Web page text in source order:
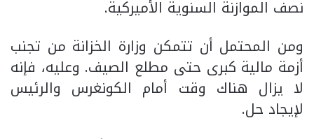
نصف الموازنة السنوية الأميركية.
ومن المحتمل أن تتمكن وزارة الخزانة من تجنب
أزمة مالية كبرى حتى مطلع الصيف. وعليه، فإنه
لا يزال هناك وقت أمام الكونغرس والرئيس
لإيجاد حل.